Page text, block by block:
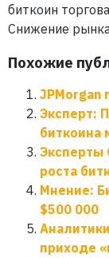
биткоин
Снижение
Похожие
JPMorgan
Эксперт:
биткоина
Эксперты
роста
Мнение:
$500 000
приходе